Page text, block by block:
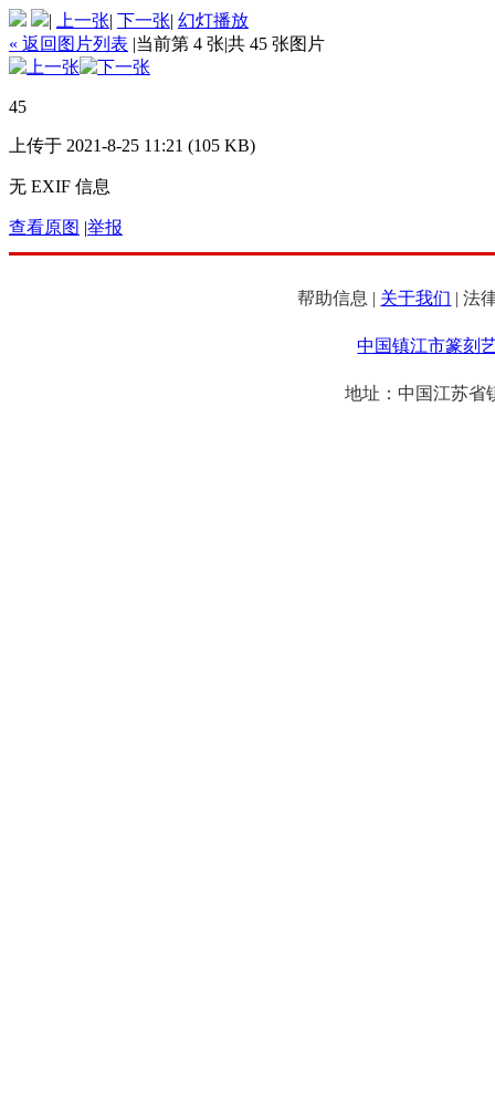
| 上一张| 下一张| 幻灯播放
« 返回图片列表 |当前第 4 张|共 45 张图片
45
上传于 2021-8-25 11:21 (105 KB)
无 EXIF 信息
查看原图 |举报
帮助信息 | 关于我们 | 法
中国镇江市篆刻
地址：中国江苏省